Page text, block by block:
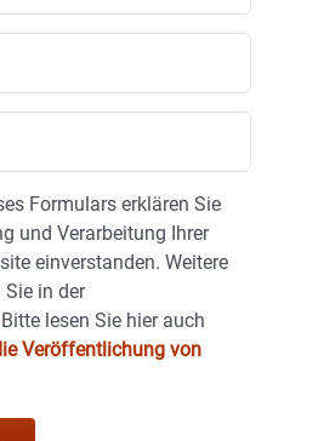
Formulars erklären Sie
und Verarbeitung Ihrer
einverstanden. Weitere
in der
Bitte lesen Sie hier auch
Veröffentlichung von